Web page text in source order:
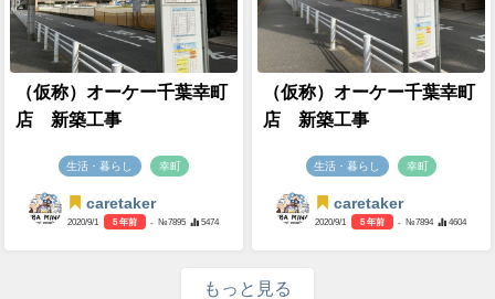
（仮称）オーケー千葉幸町
店 新築工事
生活・暮らし 幸町
caretaker
2020/9/1 5 年前 - №7895 5474
（仮称）オーケー千葉幸町
店 新築工事
生活・暮らし 幸町
caretaker
2020/9/1 5 年前 - №7894 4604
もっと見る